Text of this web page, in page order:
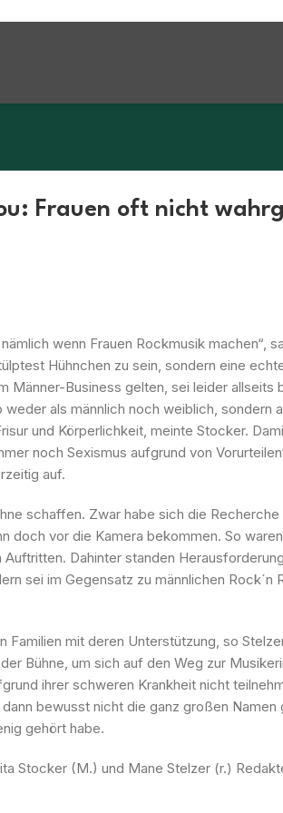
Frauen oft nicht
wenn Frauen Rockmusik machen“,
Hühnchen zu sein, sondern eine
Männer-Business gelten, sei leider allseits
als männlich noch weiblich, sondern
und Körperlichkeit, meinte Stocker.
noch Sexismus aufgrund von
auf.
schaffen. Zwar habe sich die
doch vor die Kamera bekommen. So
Dahinter standen
sei im Gegensatz zu männlichen Rock´n
mit deren Unterstützung, so
Bühne, um sich auf den Weg zur
ihrer schweren Krankheit nicht
bewusst nicht die ganz großen Namen
gehört habe.
Stocker (M.) und Mane Stelzer (r.)